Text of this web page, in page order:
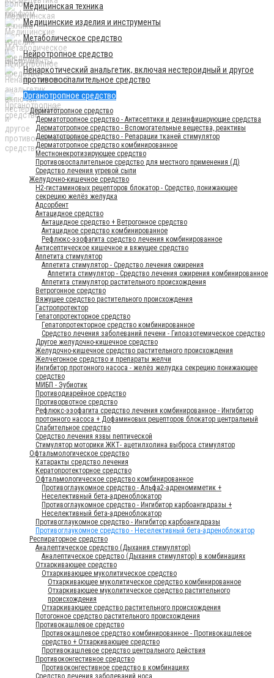
Медицинская техника
Медицинские изделия и инструменты
Метаболическое средство
Нейротропное средство
Ненаркотический анальгетик, включая нестероидный и другое
противовоспалительное средство
Органотропное средство
Дерматотропное средство
Дерматотропное средство - Антисептики и дезинфицирующие средства
Дерматотропное средство - Вспомогательные вещества, реактивы
Дерматотропное средство - Репарации тканей стимулятор
Дерматотропное средство комбинированное
Местнонекротизирующее средство
Противовоспалительное средство для местного применения (Д)
Средство лечения угревой сыпи
Желудочно-кишечное средство
H2-гистаминовых рецепторов блокатор - Средство, понижающее
секрецию желёз желудка
Адсорбент
Антацидное средство
Антацидное средство + Ветрогонное средство
Антацидное средство комбинированное
Рефлюкс-эзофагита средство лечения комбинированное
Антисептическое кишечное и вяжущее средство
Аппетита стимулятор
Аппетита стимулятор - Средство лечения ожирения
Аппетита стимулятор - Средство лечения ожирения комбинированное
Аппетита стимулятор растительного происхождения
Ветрогонное средство
Вяжущее средство растительного происхождения
Гастропротектор
Гепатопротекторное средство
Гепатопротекторное средство комбинированное
Средство лечения заболеваний печени - Гипоазотемическое средство
Другое желудочно-кишечное средство
Желудочно-кишечное средство растительного происхождения
Желчегонное средство и препараты желчи
Ингибитор протонного насоса - желёз желудка секрецию понижающее
средство
МИБП - Эубиотик
Противодиарейное средство
Противорвотное средство
Рефлюкс-эзофагита средство лечения комбинированное - Ингибитор
протонного насоса + Дофаминовых рецепторов блокатор центральный
Слабительное средство
Средство лечения язвы пептической
Стимулятор моторики ЖКТ- ацетилхолина выброса стимулятор
Офтальмологическое средство
Катаракты средство лечения
Кератопротекторное средство
Офтальмологическое средство комбинированное
Противоглаукомное средство - Альфа2-адреномиметик +
Неселективный бета-адреноблокатор
Противоглаукомное средство - Ингибитор карбоангидразы +
Неселективный бета-адреноблокатор
Противоглаукомное средство - Ингибитор карбоангидразы
Противоглаукомное средство - Неселективный бета-адреноблокатор
Респираторное средство
Аналептическое средство (Дыхания стимулятор)
Аналептическое средство (Дыхания стимулятор) в комбинациях
Отхаркивающее средство
Отхаркивающее муколитическое средство
Отхаркивающее муколитическое средство комбинированное
Отхаркивающее муколитическое средство растительного
происхождения
Отхаркивающее средство растительного происхождения
Потогонное средство растительного происхождения
Противокашлевое средство
Противокашлевое средство комбинированное - Противокашлевое
средство + Отхаркивающее средство
Противокашлевое средство центрального действия
Противоконгестивное средство
Противоконгестивное средство в комбинациях
Средство лечения заболеваний носа